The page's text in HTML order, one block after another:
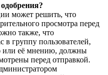
может решить, что
просмотра перед
также, что
в группу пользователей,
или её мнению, должны
перед отправкой.